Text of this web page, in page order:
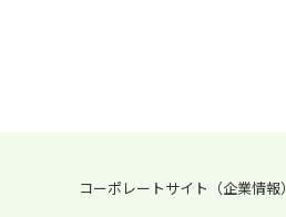
コーポレートサイト（企業情報）